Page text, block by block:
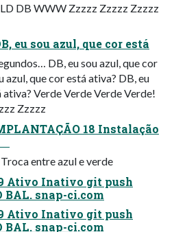
DB WWW Zzzzz Zzzzz Zzzzz
eu sou azul, que cor está
DB, eu sou azul, que cor
azul, que cor está ativa? DB, eu
ativa? Verde Verde Verde Verde!
Zzzzz
18 Instalação
entre azul e verde
Ativo Inativo git push
BAL. snap-ci.com
Ativo Inativo git push
BAL. snap-ci.com